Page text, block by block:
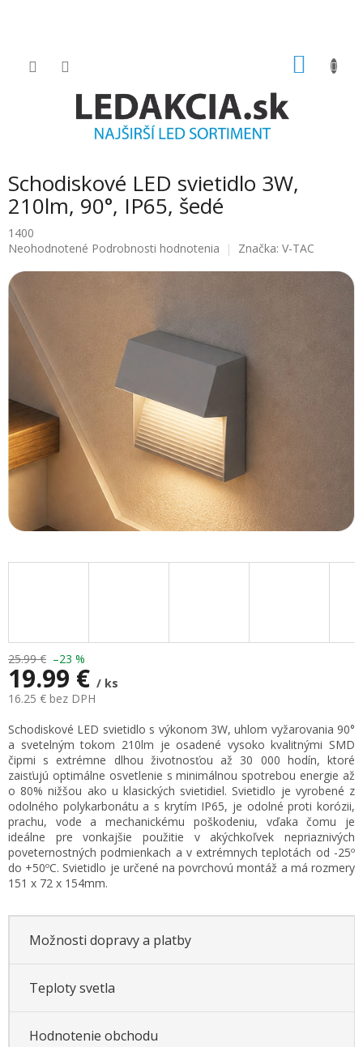
Schodiskové LED svietidlo 3W,
210lm, 90°, IP65, šedé
1400
Priemerné
produktu
je
0.0
hviezdičiek.
Neohodnotené Podrobnosti hodnotenia Značka: V-TAC
25.99 € –23 %
19.99 € / ks
16.25 € bez DPH
Jednotková
cena:
Schodiskové LED svietidlo s výkonom 3W, uhlom vyžarovania 90°
a svetelným tokom 210lm je osadené vysoko kvalitnými SMD
čipmi s extrémne dlhou životnosťou až 30 000 hodín, ktoré
zaisťujú optimálne osvetlenie s minimálnou spotrebou energie až
o 80% nižšou ako u klasických svietidiel. Svietidlo je vyrobené z
odolného polykarbonátu a s krytím IP65, je odolné proti korózii,
prachu, vode a mechanickému poškodeniu, vďaka čomu je
ideálne pre vonkajšie použitie v akýchkoľvek nepriaznivých
poveternostných podmienkach a v extrémnych teplotách od -25º
do +50ºC. Svietidlo je určené na povrchovú montáž a má rozmery
151 x 72 x 154mm.
Možnosti dopravy a platby
Teploty svetla
Hodnotenie obchodu